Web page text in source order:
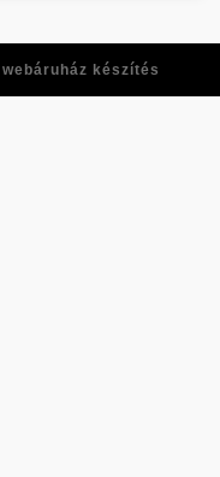
webáruház készítés